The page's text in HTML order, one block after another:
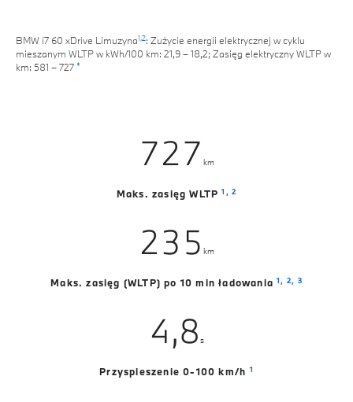
BMW i7 60 xDrive Limuzyna1,2: Zużycie energii elektrycznej w cyklu
mieszanym WLTP w kWh/100 km: 21,9 – 18,2; Zasięg elektryczny WLTP w
km: 581 – 727 *
3
4
7
8
2
3
5
6
7
8
9
4
7
8
km
Maks. zasięg WLTP1, 2
0
1
2
3
5
6
0
1
2
3
4
6
7
2
3
4
5
6
8
9
km
Maks. zasięg (WLTP) po 10 min ładowania1, 2, 3
0
1
2
3
4
5
,
2
3
4
5
6
7
8
9
s
Przyspieszenie 0-100 km/h 1